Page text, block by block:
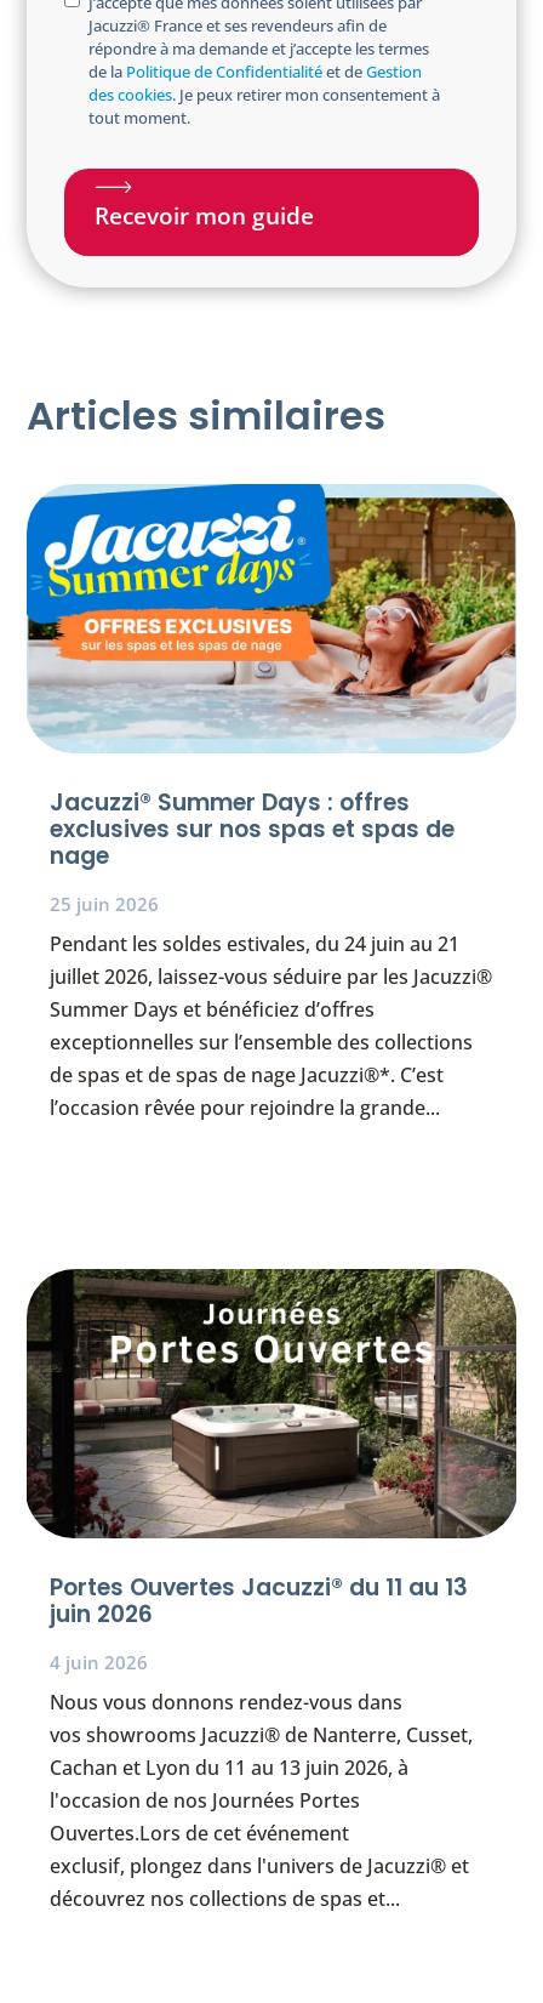
n
Jacuzzi® France et ses revendeurs afin de
répondre à ma demande et j’accepte les termes
de la Politique de Confidentialitéet deGestion
des cookies. Je peux retirer mon consentement à
tout moment.
Articles similaires
Jacuzzi® Summer Days : offres
exclusives sur nos spas et spas de
nage
25 juin 2026
Pendant les soldes estivales, du 24 juin au 21
juillet 2026, laissez-vous séduire par les Jacuzzi®
Summer Days et bénéficiez d’offres
exceptionnelles sur l’ensemble des collections
de spas et de spas de nage Jacuzzi®*. C’est
l’occasion rêvée pour rejoindre la grande...
Portes Ouvertes Jacuzzi® du 11 au 13
juin 2026
4 juin 2026
Nous vous donnons rendez-vous dans
vos showrooms Jacuzzi® de Nanterre, Cusset,
Cachan et Lyon du 11 au 13 juin 2026, à
l'occasion de nos Journées Portes
Ouvertes.Lors de cet événement
exclusif, plongez dans l'univers de Jacuzzi® et
découvrez nos collections de spas et...